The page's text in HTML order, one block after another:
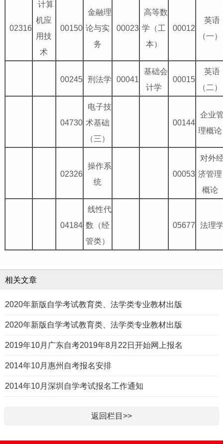
02316
计算
机应
用技
术
00150
金融理
论与实
务
00023
高等数
学（工
本）
00012
英语
（一）
00245 刑法学 00041
基础会
计学
00015
英语
（二）
04730
电子技
术基础
（三）
00144
企业
理概论
02326
操作系
统
00053
对外
济管理
概论
04184
线性代
数（经
管类）
05677 法理
相关文章
2020年新版自学考试教育类、法学类专业教材出版
2020年新版自学考试教育类、法学类专业教材出版
2019年10月广东自考2019年8月22日开始网上报名
2014年10月惠州自考报名安排
2014年10月深圳自学考试报名工作通知
返回栏目>>